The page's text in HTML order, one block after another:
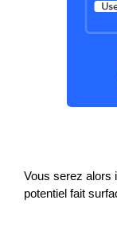
Vous serez alors
potentiel fait